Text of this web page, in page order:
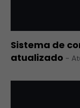
Sistema de
atualizado –
está equipado